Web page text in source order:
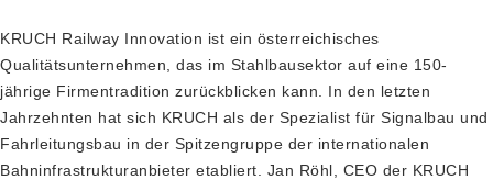
KRUCH Railway Innovation ist ein österreichisches
Qualitätsunternehmen, das im Stahlbausektor auf eine 150-
jährige Firmentradition zurückblicken kann. In den letzten
Jahrzehnten hat sich KRUCH als der Spezialist für Signalbau und
Fahrleitungsbau in der Spitzengruppe der internationalen
Bahninfrastrukturanbieter etabliert. Jan Röhl, CEO der KRUCH